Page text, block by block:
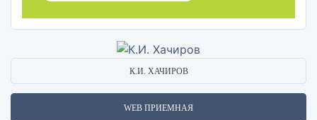
К.И. ХАЧИРОВ
WEB ПРИЕМНАЯ